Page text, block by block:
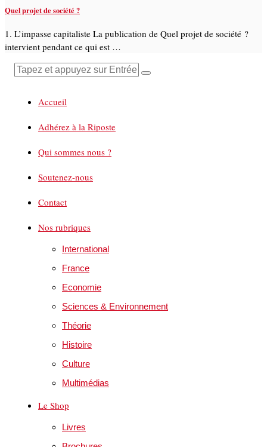
Quel projet de société ?
1. L’impasse capitaliste La publication de Quel projet de société ?
intervient pendant ce qui est …
Accueil
Adhérez à la Riposte
Qui sommes nous ?
Soutenez-nous
Contact
Nos rubriques
International
France
Economie
Sciences & Environnement
Théorie
Histoire
Culture
Multimédias
Le Shop
Livres